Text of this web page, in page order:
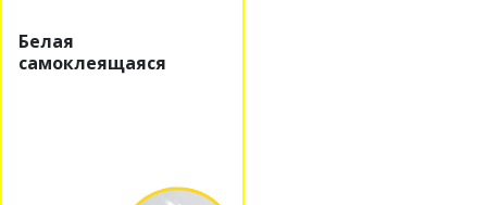
Белая
самоклеящаяся